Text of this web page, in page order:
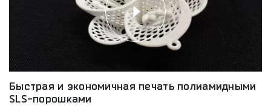
Быстрая и экономичная печать полиамидными
SLS-порошками